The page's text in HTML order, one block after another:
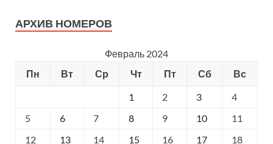
АРХИВ НОМЕРОВ
Февраль 2024
Пн
Вт Ср Чт Пт Сб
Вс
1
2 3
4
5
6 7 8 9 10
11
12
13 14 15 16 17
18